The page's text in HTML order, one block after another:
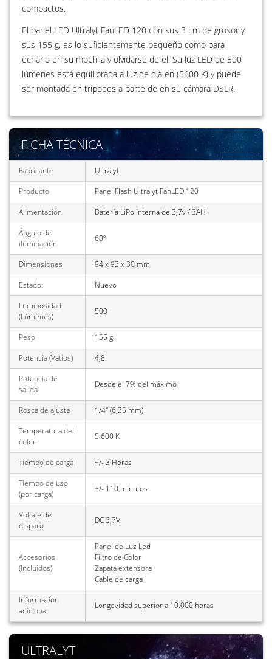
compactos.
El panel LED Ultralyt FanLED 120 con sus 3 cm de grosor y
sus 155 g, es lo suficientemente pequeño como para
echarlo en su mochila y olvidarse de el. Su luz LED de 500
lúmenes está equilibrada a luz de día en (5600 K) y puede
ser montada en trípodes a parte de en su cámara DSLR.
FICHA TÉCNICA
Fabricante
Ultralyt
Producto
Panel Flash Ultralyt FanLED 120
Alimentación
Batería LiPo interna de 3,7v / 3AH
Ángulo de
iluminación
60º
Dimensiones
94 x 93 x 30 mm
Estado
Nuevo
Luminosidad
(Lúmenes)
500
Peso
155 g
Potencia (Vatios)
4,8
Potencia de
salida
Desde el 7% del máximo
Rosca de ajuste
1/4" (6,35 mm)
Temperatura del
color
5.600 K
Tiempo de carga
+/- 3 Horas
Tiempo de uso
(por carga)
+/- 110 minutos
Voltaje de
disparo
DC 3,7V
Accesorios
(Incluidos)
Panel de Luz Led
Filtro de Color
Zapata extensora
Cable de carga
Información
adicional
Longevidad superior a 10.000 horas
ULTRALYT